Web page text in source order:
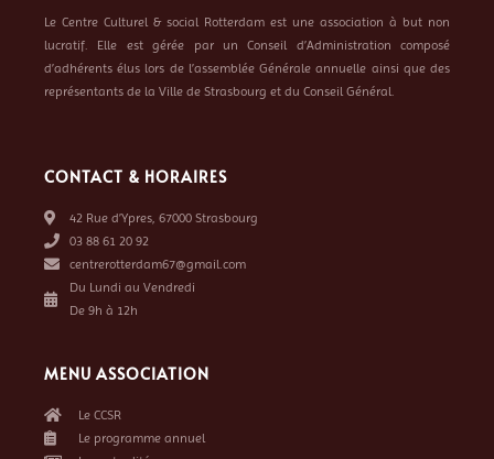
Le Centre Culturel & social Rotterdam est une association à but non
lucratif. Elle est gérée par un Conseil d’Administration composé
d’adhérents élus lors de l’assemblée Générale annuelle ainsi que des
représentants de la Ville de Strasbourg et du Conseil Général.
CONTACT & HORAIRES
42 Rue d’Ypres, 67000 Strasbourg
03 88 61 20 92
centrerotterdam67@gmail.com
Du Lundi au Vendredi
De 9h à 12h
MENU ASSOCIATION
Le CCSR
Le programme annuel